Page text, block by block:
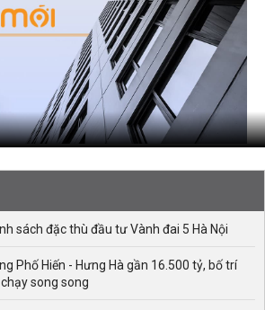
sách đặc thù đầu tư Vành đai 5 Hà Nội
Phố Hiến - Hưng Hà gần 16.500 tỷ, bố trí
song song